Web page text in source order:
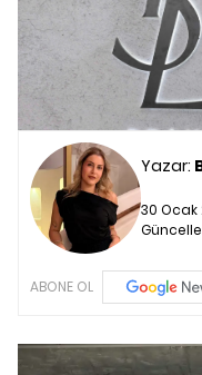
Yazar:
30 Ocak
ABONE OL